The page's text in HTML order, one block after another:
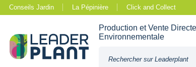
Conseils Jardin La Pépinière Click and Collect
Production et Vente
Environnementale